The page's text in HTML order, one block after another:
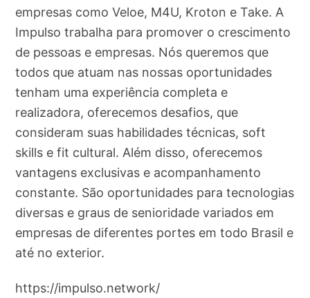
empresas como Veloe, M4U, Kroton e Take. A
Impulso trabalha para promover o crescimento
de pessoas e empresas. Nós queremos que
todos que atuam nas nossas oportunidades
tenham uma experiência completa e
realizadora, oferecemos desafios, que
consideram suas habilidades técnicas, soft
skills e fit cultural. Além disso, oferecemos
vantagens exclusivas e acompanhamento
constante. São oportunidades para tecnologias
diversas e graus de senioridade variados em
empresas de diferentes portes em todo Brasil e
até no exterior.
https://impulso.network/